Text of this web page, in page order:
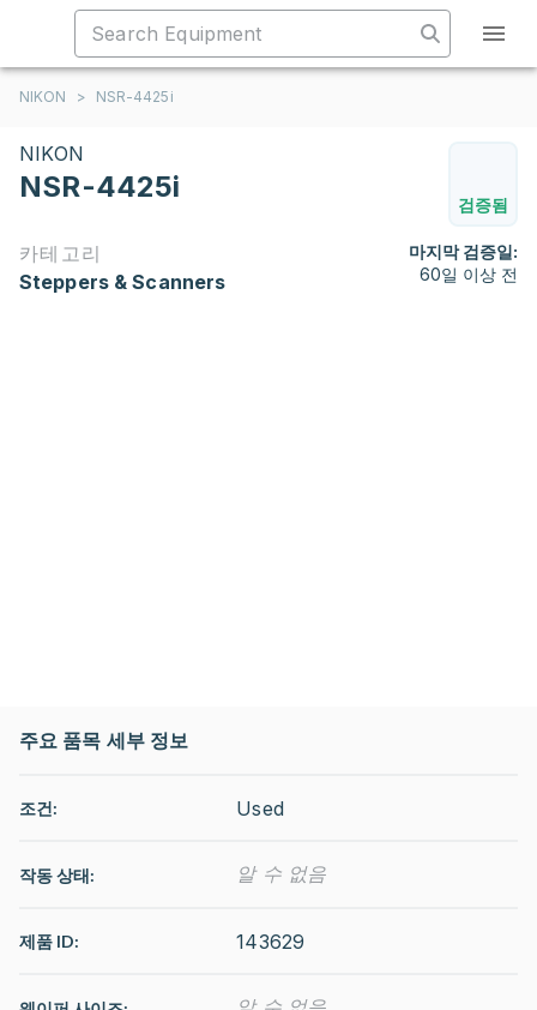
NIKON > NSR-4425i
NIKON
NSR-4425i
검증됨
카테고리
Steppers & Scanners
마지막 검증일:
60일 이상 전
주요 품목 세부 정보
조건: Used
작동 상태: 알 수 없음
제품 ID: 143629